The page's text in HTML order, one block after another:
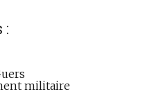
:
militaire